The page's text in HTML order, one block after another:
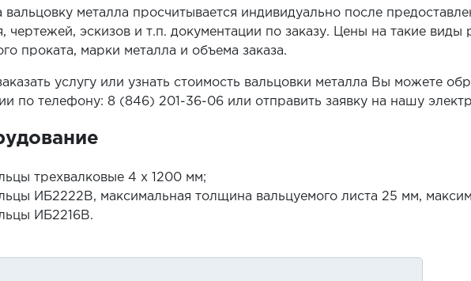
вальцовку металла просчитывается индивидуально после
чертежей, эскизов и т.п. документации по заказу. Цены на такие виды
проката, марки металла и объема заказа.
услугу или узнать стоимость вальцовки металла Вы можете
по телефону: 8 (846) 201-36-06 или отправить заявку на нашу
трехвалковые 4 х 1200 мм;
ИБ2222В, максимальная толщина вальцуемого листа 25 мм,
ИБ2216В.